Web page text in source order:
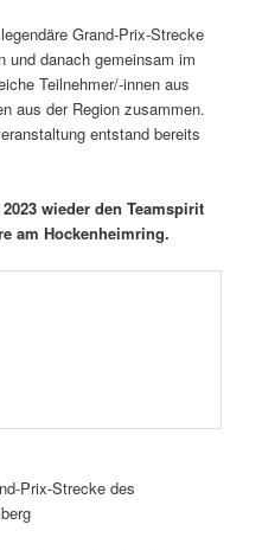
Grand-Prix-Strecke
und danach gemeinsam im
Teilnehmer/-innen aus
aus der Region zusammen.
entstand bereits
wieder den Teamspirit
am Hockenheimring.
Prix-Strecke des